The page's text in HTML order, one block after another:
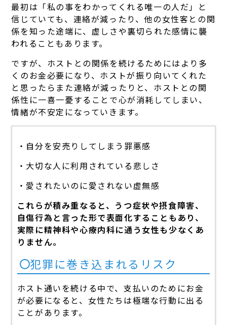
最初は「私の事をわかってくれる唯一の人だ」と
信じていても、連絡が減ったり、他の女性客との関
係を知った途端に、虚しさや裏切られた感情に襲
われることもあります。
ですが、ホストとの関係を続けるためにはより多
くのお金必要になり、ホストが振り向いてくれた
と思ったらまた連絡が減ったりと、ホストとの関
係性に一喜一憂することで心が消耗してしまい、
情緒が不安定になっていきます。
・自分を安売りしてしまう罪悪感
・大切な人に利用されている悲しさ
・愛されたいのに愛されない虚無感
これらが積み重なると、うつ症状や摂食障害、
自傷行為と言った形で表面化することもあり、
実際に精神科や心療内科に通う女性も少なくあ
りません。
犯罪に巻き込まれるリスク
ホスト通いを続ける中で、支払いのためにお金
が必要になると、女性たちは極端な行動に出る
ことがあります。